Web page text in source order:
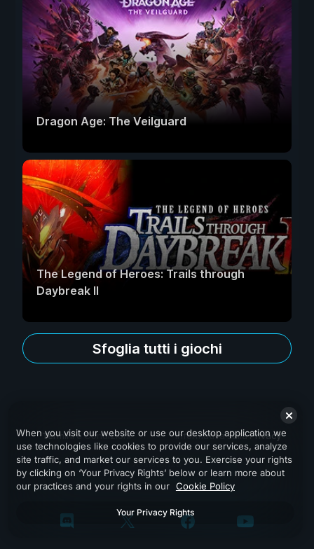
Dragon Age: The Veilguard
The Legend of Heroes: Trails through
Daybreak II
Sfoglia tutti i giochi
Termini e Condizioni Informativa sulla Privacy
Assistenza
When you visit our website or use our desktop application we
use technologies like cookies to provide our services, analyze
site traffic, and market our services to you. Exercise your rights
by clicking on ‘Your Privacy Rights’ below or learn more about
our practices and your rights in our Cookie Policy
Your Privacy Rights